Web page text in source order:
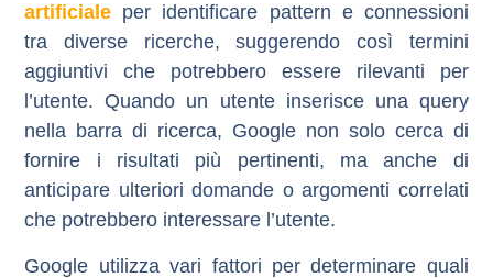
artificiale per identificare pattern e connessioni
tra diverse ricerche, suggerendo così termini
aggiuntivi che potrebbero essere rilevanti per
l’utente. Quando un utente inserisce una query
nella barra di ricerca, Google non solo cerca di
fornire i risultati più pertinenti, ma anche di
anticipare ulteriori domande o argomenti correlati
che potrebbero interessare l’utente.
Google utilizza vari fattori per determinare quali